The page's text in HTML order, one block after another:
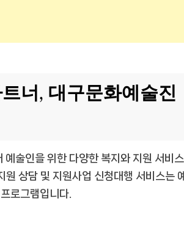
너, 대구문화예술진
술인을 위한 다양한 복지와 지원 서비스
상담 및 지원사업 신청대행 서비스는 예
로그램입니다.